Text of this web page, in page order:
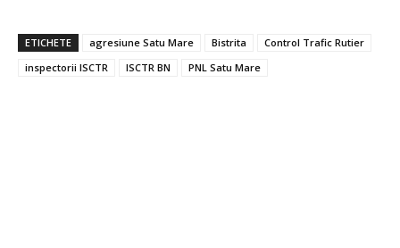
ETICHETE agresiune Satu Mare Bistrita
Control Trafic Rutier
inspectorii ISCTR
ISCTR BN PNL Satu Mare